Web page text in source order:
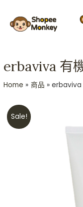
content
erbaviva 有
Home 商品 erbaviva
Sale!
was: